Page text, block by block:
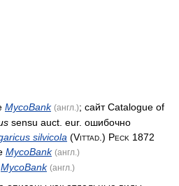
MycoBank (англ.); сайт Catalogue of
sensu auct. eur. ошибочно
silvicola (Vittad.) Peck 1872
MycoBank (англ.)
MycoBank (англ.)